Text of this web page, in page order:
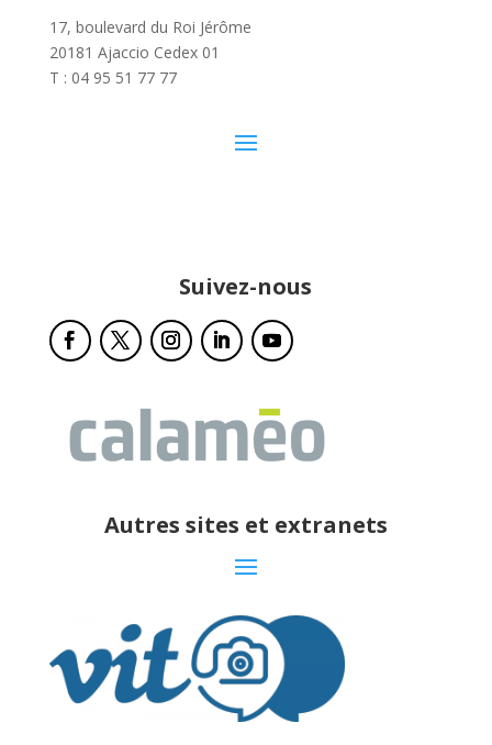
17, boulevard du Roi Jérôme
20181 Ajaccio Cedex 01
T : 04 95 51 77 77
Suivez-nous
Autres sites et extranets